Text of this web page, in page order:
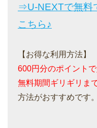
⇒U-NEXTで無料
こちら♪
【お得な利用方法】
600円分のポイント
無料期間ギリギリま
方法がおすすめです。